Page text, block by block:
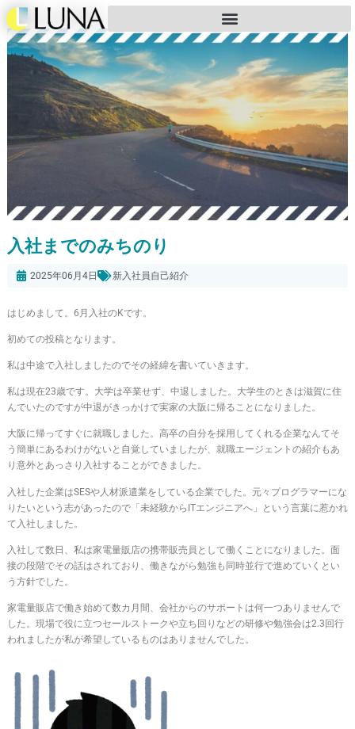
入社までのみちのり
2025年06月4日 新入社員自己紹介
はじめまして。6月入社のKです。
初めての投稿となります。
私は中途で入社しましたのでその経緯を書いていきます。
私は現在23歳です。大学は卒業せず、中退しました。大学生のときは滋賀に住
んでいたのですが中退がきっかけで実家の大阪に帰ることになりました。
大阪に帰ってすぐに就職しました。高卒の自分を採用してくれる企業なんてそ
う簡単にあるわけがないと自覚していましたが、就職エージェントの紹介もあ
り意外とあっさり入社することができました。
入社した企業はSESや人材派遣業をしている企業でした。元々プログラマーにな
りたいという志があったので「未経験からITエンジニアへ」という言葉に惹かれ
て入社しました。
入社して数日、私は家電量販店の携帯販売員として働くことになりました。面
接の段階でその話はされており、働きながら勉強も同時並行で進めていくとい
う方針でした。
家電量販店で働き始めて数カ月間、会社からのサポートは何一つありませんで
した。現場で役に立つセールストークや立ち回りなどの研修や勉強会は2.3回行
われましたが私が希望しているものはありませんでした。